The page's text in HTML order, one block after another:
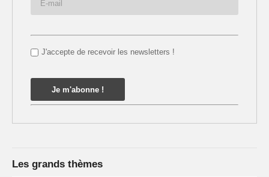
J'accepte de recevoir les newsletters !
Les grands thèmes